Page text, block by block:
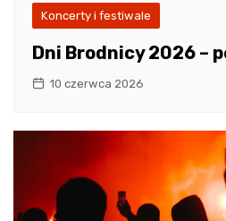
Koncerty i festiwale
Dni Brodnicy 2026 –
10 czerwca 2026